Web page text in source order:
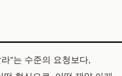
”는 수준의 요청보다,